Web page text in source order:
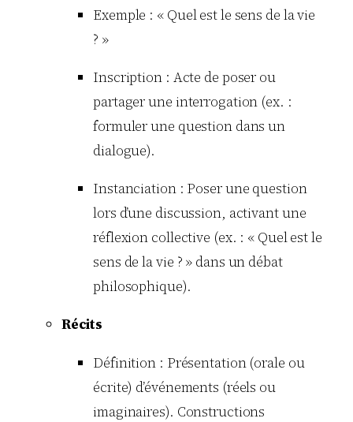
Exemple : « Quel est le sens de la vie
? »
Inscription : Acte de poser ou
partager une interrogation (ex. :
formuler une question dans un
dialogue).
Instanciation : Poser une question
lors d’une discussion, activant une
réflexion collective (ex. : « Quel est le
sens de la vie ? » dans un débat
philosophique).
Récits
Définition : Présentation (orale ou
écrite) d’événements (réels ou
imaginaires). Constructions